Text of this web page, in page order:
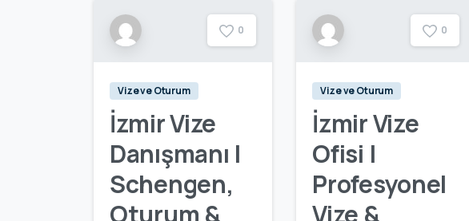
0
Vize ve Oturum
İzmir Vize
Danışmanı |
Schengen,
Oturum &
0
Vize ve Oturum
İzmir Vize
Ofisi |
Profesyonel
Vize &